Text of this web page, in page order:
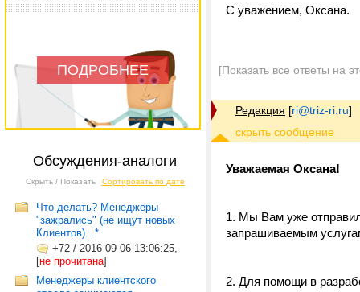
ПОДРОБНЕЕ
Обсуждения-аналоги
Скрыть / Показать Сортировать по дате
Что делать? Менеджеры
"зажрались" (не ищут новых
Клиентов)...*
+72 / 2016-09-06 13:06:25,
[не прочитана]
Менеджеры клиентского
С уважением, Оксана.
[Показать все ответы на
Редакция [ri@triz-ri.ru]
Уважаемая Оксана!
1. Мы Вам уже
запрашиваемым
2. Для помощи в